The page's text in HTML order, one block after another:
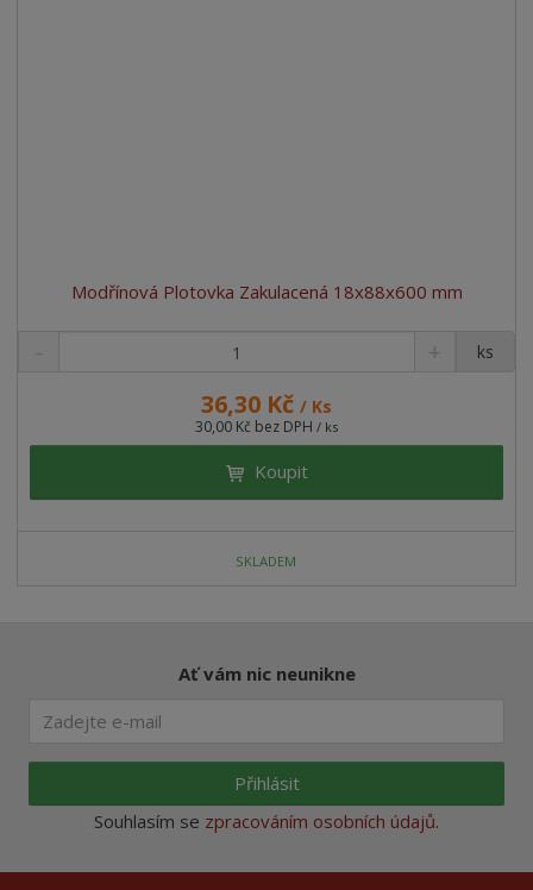
Modřínová Plotovka Zakulacená 18x88x600 mm
36,30 Kč / Ks
30,00 Kč bez DPH / ks
ks
Koupit
SKLADEM
Ať vám nic neunikne
Přihlásit
Souhlasím se zpracováním osobních údajů.